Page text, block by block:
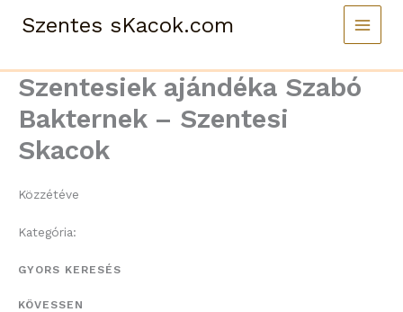
Szentes sKacok.com
Szentesiek ajándéka Szabó
Bakternek – Szentesi
Skacok
Közzétéve
Kategória:
GYORS KERESÉS
KÖVESSEN